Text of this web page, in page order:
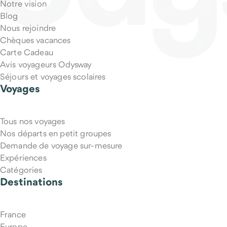
Puis-je annuler mon voyage si mes projets changent ?
Notre vision
Blog
Nous rejoindre
Chèques vacances
Carte Cadeau
Avis voyageurs Odysway
Séjours et voyages scolaires
Voyages
Tous nos voyages
Nos départs en petit groupes
Demande de voyage sur-mesure
Expériences
Catégories
Destinations
France